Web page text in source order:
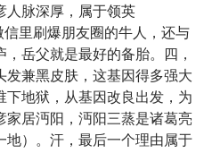
人脉深厚，属于领英
信里刷爆朋友圈的牛人，还与
岳父就是最好的备胎。四，
兼黑皮肤，这基因得多强大
下地狱，从基因改良出发，为
家居沔阳，沔阳三蒸是诸葛亮
地）。汗，最后一个理由属于